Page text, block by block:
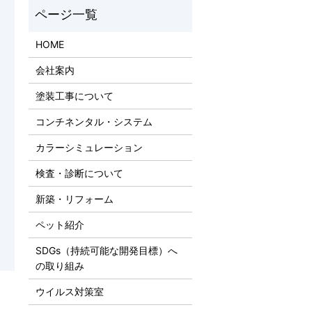
HOME
会社案内
塗装工事について
コンチネンタル・システム
カラーシミュレーション
検査・診断について
新築・リフォーム
ペット紹介
SDGs（持続可能な開発目標）へ
の取り組み
ウイルス対策室